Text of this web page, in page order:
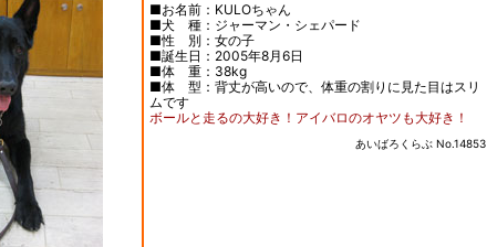
■お名前：KULOちゃん
■犬 種：ジャーマン・シェパード
■性 別：女の子
■誕生日：2005年8月6日
■体 重：38kg
■体 型：背丈が高いので、体重の割りに見た目はスリ
ムです
ボールと走るの大好き！アイバロのオヤツも大好き！
あいばろくらぶ No.14853